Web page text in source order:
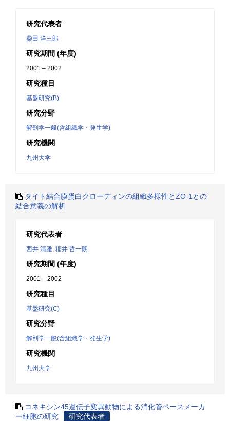
研究代表者
柴田 洋三郎
研究期間 (年度)
2001 – 2002
研究種目
基盤研究(B)
研究分野
解剖学一般(含組織学・発生学)
研究機関
九州大学
タイト結合膜蛋白クローディンの組織多様性とZO-1との
結合意義の解析
研究代表者
西井 清雅, 稲井 哲一朗
研究期間 (年度)
2001 – 2002
研究種目
基盤研究(C)
研究分野
解剖学一般(含組織学・発生学)
研究機関
九州大学
コネキシン45遺伝子変異動物による消化管ペースメーカ
ー細胞の研究
研究代表者